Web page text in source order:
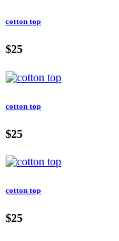
cotton top
$25
cotton top
$25
cotton top
$25